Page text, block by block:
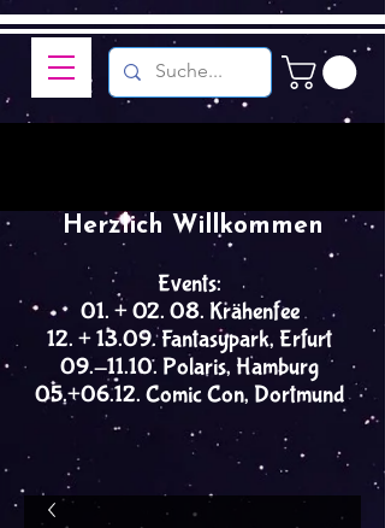
Events:
01. + 02. 08. Krähenfee
12. + 13.09. Fantasypark, Erfurt
09.-11.10. Polaris, Hamburg
05.+06.12. Comic Con, Dortmund
Herzlich Willkommen